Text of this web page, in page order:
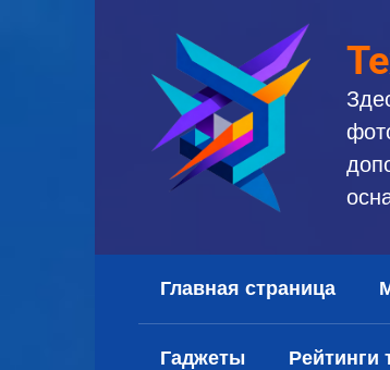
Главная страница
Гаджеты Рейтинги